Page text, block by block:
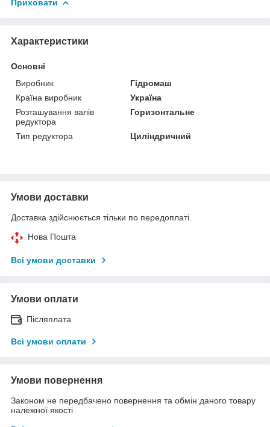
Приховати
Характеристики
Основні
Виробник
Гідромаш
Країна виробник
Україна
Розташування валів
редуктора
Горизонтальне
Тип редуктора Циліндричний
Умови доставки
Доставка здійснюється тільки по передоплаті.
Нова Пошта
Всі умови доставки
Умови оплати
Післяплата
Всі умови оплати
Умови повернення
Законом не передбачено повернення та обмін даного товару
належної якості